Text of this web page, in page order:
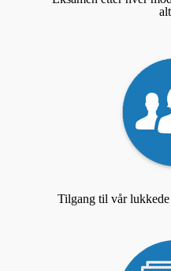
Tilgang til vår